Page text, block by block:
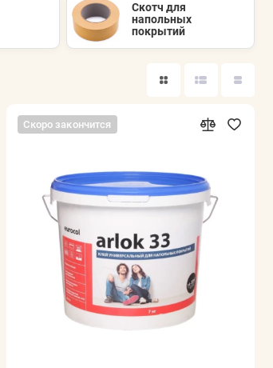
Скотч для
напольных
покрытий
Скоро закончится